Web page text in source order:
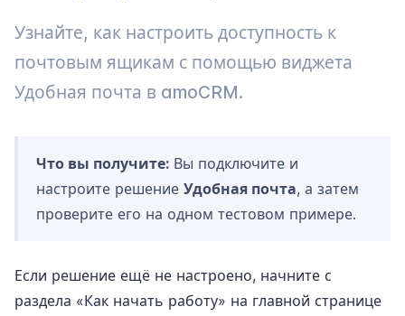
Узнайте, как настроить доступность к
почтовым ящикам с помощью виджета
Удобная почта в amoCRM.
Что вы получите: Вы подключите и
настроите решение Удобная почта, а затем
проверите его на одном тестовом примере.
Если решение ещё не настроено, начните с
раздела «Как начать работу» на главной странице